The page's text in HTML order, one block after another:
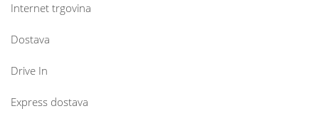
Internet trgovina
Dostava
Drive In
Express dostava